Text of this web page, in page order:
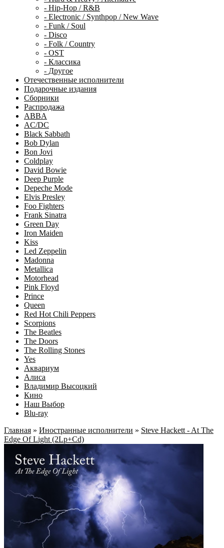
- Hip-Hop / R&B
- Electronic / Synthpop / New Wave
- Funk / Soul
- Disco
- Folk / Country
- OST
- Классика
- Другое
Отечественные исполнители
Подарочные издания
Сборники
Распродажа
ABBA
AC/DC
Black Sabbath
Bob Dylan
Bon Jovi
Coldplay
David Bowie
Deep Purple
Depeche Mode
Elvis Presley
Foo Fighters
Frank Sinatra
Green Day
Iron Maiden
Kiss
Led Zeppelin
Madonna
Metallica
Motorhead
Pink Floyd
Prince
Queen
Red Hot Chili Peppers
Scorpions
The Beatles
The Doors
The Rolling Stones
Yes
Аквариум
Алиса
Владимир Высоцкий
Кино
Наш Выбор
Blu-ray
Главная » Иностранные исполнители » Steve Hackett - At The
Edge Of Light (2Lp+Cd)